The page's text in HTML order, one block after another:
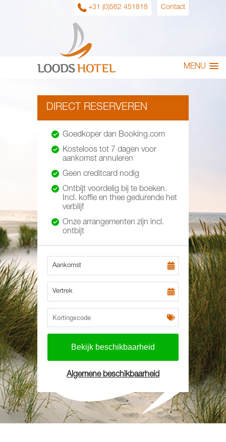
MENU
+31 (0)562 451818 Contact
DIRECT RESERVEREN
Goedkoper dan Booking.com
Kosteloos tot 7 dagen voor
aankomst annuleren
Geen creditcard nodig
Ontbijt voordelig bij te boeken.
Incl. koffie en thee gedurende het
verblijf
Onze arrangementen zijn incl.
ontbijt
Aankomst
Vertrek
Algemene beschikbaarheid